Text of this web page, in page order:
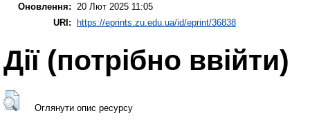
Оновлення:
20 Лют 2025 11:05
URI: https://eprints.zu.edu.ua/id/eprint/36838
Дії ​​(потрібно ввійти)
Оглянути опис ресурсу